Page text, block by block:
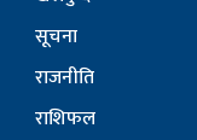
सूचना
राजनीति
राशिफल